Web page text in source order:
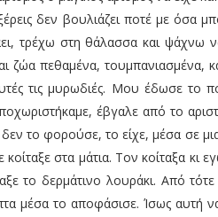
δεν βουλιάζει ποτέ με όσα
τρέχω στη θάλασσα και
ζώα πεθαμένα, τουμπανιασμένα,
τις μυρωδιές. Μου έδωσε το
έβγαλε από το
το φορούσε, το είχε, μέσα σε
στα μάτια. Τον κοίταξα κι
το δερμάτινο λουράκι. Από
μέσα το αποφάσισε. Ίσως αυτή